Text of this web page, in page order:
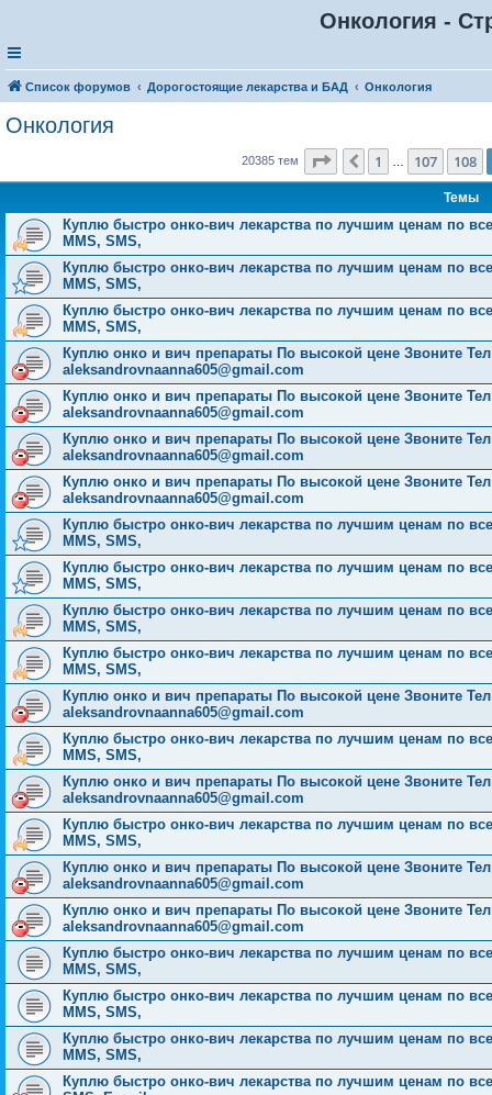
Онкология -
Список форумов Дорогостоящие лекарства и БАД Онкология
Онкология
20385 тем Страница 109из 816
Пред.
1 107 108
Темы
Куплю быстро онко-вич лекарства по лучшим ценам по
MMS, SMS,
Куплю быстро онко-вич лекарства по лучшим ценам по
MMS, SMS,
Куплю быстро онко-вич лекарства по лучшим ценам по
MMS, SMS,
Куплю онко и вич препараты По высокой цене Звоните
aleksandrovnaanna605@gmail.com
Куплю онко и вич препараты По высокой цене Звоните
aleksandrovnaanna605@gmail.com
Куплю онко и вич препараты По высокой цене Звоните
aleksandrovnaanna605@gmail.com
Куплю онко и вич препараты По высокой цене Звоните
aleksandrovnaanna605@gmail.com
Куплю быстро онко-вич лекарства по лучшим ценам по
MMS, SMS,
Куплю быстро онко-вич лекарства по лучшим ценам по
MMS, SMS,
Куплю быстро онко-вич лекарства по лучшим ценам по
MMS, SMS,
Куплю быстро онко-вич лекарства по лучшим ценам по
MMS, SMS,
Куплю онко и вич препараты По высокой цене Звоните
aleksandrovnaanna605@gmail.com
Куплю быстро онко-вич лекарства по лучшим ценам по
MMS, SMS,
Куплю онко и вич препараты По высокой цене Звоните
aleksandrovnaanna605@gmail.com
Куплю быстро онко-вич лекарства по лучшим ценам по
MMS, SMS,
Куплю онко и вич препараты По высокой цене Звоните
aleksandrovnaanna605@gmail.com
Куплю онко и вич препараты По высокой цене Звоните
aleksandrovnaanna605@gmail.com
Куплю быстро онко-вич лекарства по лучшим ценам по
MMS, SMS,
Куплю быстро онко-вич лекарства по лучшим ценам по
MMS, SMS,
Куплю быстро онко-вич лекарства по лучшим ценам по
MMS, SMS,
Куплю быстро онко-вич лекарства по лучшим ценам по